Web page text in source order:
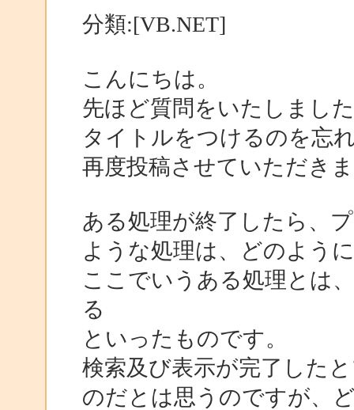
分類:[VB.NET]
こんにちは。
先ほど質問をいたしまし
タイトルをつけるのを忘
再度投稿させていただき
ある処理が終了したら、
ような処理は、どのよう
ここでいうある処理とは
る
といったものです。
検索及び表示が完了した
のだとは思うのですが、